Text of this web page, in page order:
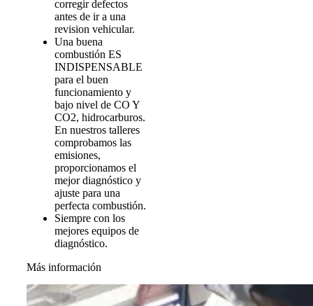
corregir defectos
antes de ir a una
revision vehicular.
Una buena
combustión ES
INDISPENSABLE
para el buen
funcionamiento y
bajo nivel de CO Y
CO2, hidrocarburos.
En nuestros talleres
comprobamos las
emisiones,
proporcionamos el
mejor diagnóstico y
ajuste para una
perfecta combustión.
Siempre con los
mejores equipos de
diagnóstico.
Más información